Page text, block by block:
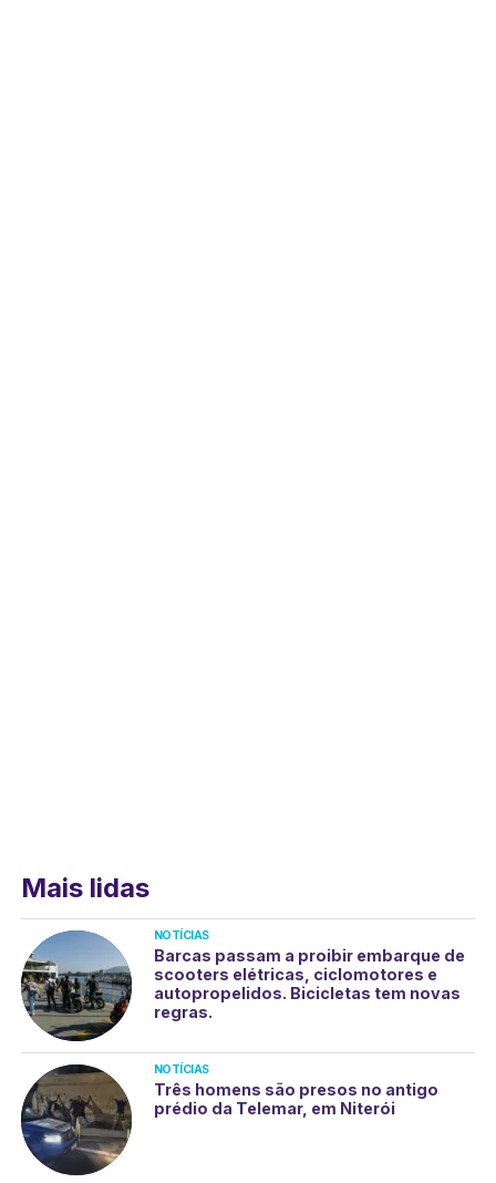
Mais lidas
NOTÍCIAS
Barcas passam a proibir embarque de
scooters elétricas, ciclomotores e
autopropelidos. Bicicletas tem novas
regras.
NOTÍCIAS
Três homens são presos no antigo
prédio da Telemar, em Niterói